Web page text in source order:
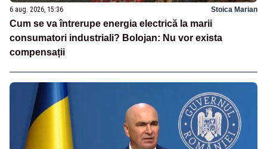
6 aug. 2026, 15:36 Stoica Marian
Cum se va întrerupe energia electrică la marii
consumatori industriali? Bolojan: Nu vor exista
compensații